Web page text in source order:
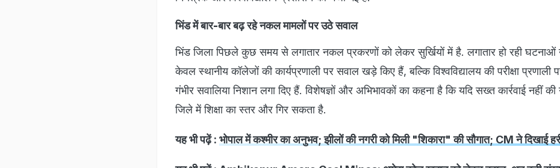
भिंड में बार-बार बढ़ रहे नकल मामलों पर उठे सवाल
भिंड जिला पिछले कुछ समय से लगातार नकल प्रकरणों को लेकर सुर्खियों में है. लगातार हो रही घटनाओं
केवल स्थानीय कॉलेजों की कार्यप्रणाली पर सवाल खड़े किए हैं, बल्कि विश्वविद्यालय की परीक्षा प्रणाली
गंभीर सवालिया निशान लगा दिए हैं. विशेषज्ञों और अभिभावकों का कहना है कि यदि सख्त कार्रवाई नहीं की
जिले में शिक्षा का स्तर और गिर सकता है.
यह भी पढ़ें : भोपाल में कश्मीर का अनुभव; झीलों की नगरी को मिली "शिकारा" की सौगात; CM ने दिखाई